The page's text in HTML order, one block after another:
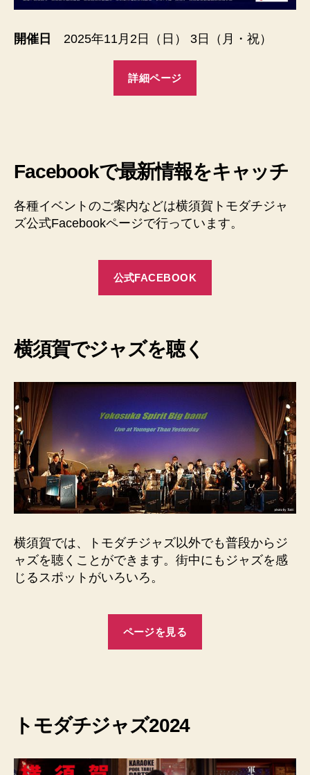
開催日 2025年11月2日（日） 3日（月・祝）
詳細ページ
Facebookで最新情報をキャッチ
各種イベントのご案内などは横須賀トモダチジャ
ズ公式Facebookページで行っています。
公式FACEBOOK
横須賀でジャズを聴く
横須賀では、トモダチジャズ以外でも普段からジ
ャズを聴くことができます。街中にもジャズを感
じるスポットがいろいろ。
ページを見る
トモダチジャズ2024